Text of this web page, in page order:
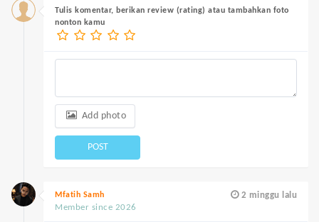
Tulis komentar, berikan review (rating) atau tambahkan foto
nonton kamu
Add photo
POST
2 minggu lalu
Mfatih Samh
Member since 2026